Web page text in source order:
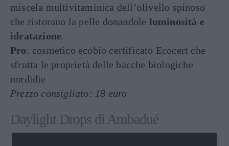
miscela multivitaminica dell’olivello spinoso
che ristorano la pelle donandole luminosità e
idratazione.
Pro: cosmetico ecobio certificato Ecocert che
sfrutta le proprietà delle bacche biologiche
nordidie
Prezzo consigliato: 18 euro
Daylight Drops di Ambadué